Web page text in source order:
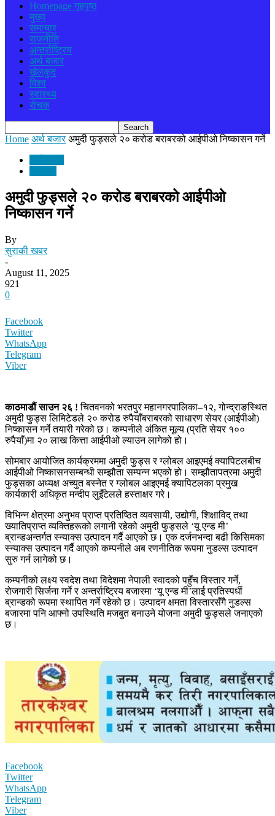
Homepage गृहपृष्ठ
मुख्य
समाचार
राजनीति
अन्तर्राष्ट्रिय
अर्थ बजार
खेलकुद
विश्व
स्वास्थ्य
रोचक
Home अर्थ बजार अमुदी फुड्सले २० करोड बराबरको आईपीओ निष्कासन गर्ने
अमुदी फुड्सले २० करोड बराबरको आईपीओ
निष्कासन गर्ने
By
सुराकी खबर
-
August 11, 2025
921
0
Facebook
Twitter
WhatsApp
Telegram
Viber
काठमाडौं साउन २६ ! चितवनको भरतपुर महानगरपालिका–१२, गोन्द्राङस्थित
अमुदी फुड्स लिमिटेडले २० करोड रुपैयाँबराबरको साधारण सेयर (आईपीओ)
निष्कासन गर्ने तयारी गरेको छ। कम्पनीले अंकित मूल्य (प्रति सेयर १००
रुपैयाँ)मा २० लाख कित्ता आईपीओ ल्याउन लागेको हो।
सोमबार आयोजित कार्यक्रममा अमुदी फुड्स र ग्लोबल आइएमई क्यापिटलबीच
आईपीओ निष्कासनसम्बन्धी सम्झौता सम्पन्न भएको हो। सम्झौतापत्रमा अमुदी
फुड्सका अध्यक्ष अच्युत बस्नेत र ग्लोबल आइएमई क्यापिटलका प्रमुख
कार्यकारी अधिकृत मन्दीप लुइँटेलले हस्ताक्षर गरे।
विभिन्न क्षेत्रमा अनुभव प्राप्त प्रतिष्ठित व्यवसायी, उद्योगी, शिक्षाविद् तथा
ख्यातिप्राप्त व्यक्तिहरूको लगानी रहेको अमुदी फुड्सले ‘यू एन्ड मी’
ब्रान्डअन्तर्गत स्न्याक्स उत्पादन गर्दै आएको छ। एक दर्जनभन्दा बढी किसिमका
स्न्याक्स उत्पादन गर्दै आएको कम्पनीले अब रणनीतिक रूपमा नुडल्स उत्पादन
सुरु गर्न लागेको छ।
कम्पनीको लक्ष्य स्वदेश तथा विदेशमा नेपाली स्वादको पहुँच विस्तार गर्ने,
रोजगारी सिर्जना गर्ने र अन्तर्राष्ट्रिय बजारमा ‘यू एन्ड मी’लाई प्रतिस्पर्धी
ब्रान्डको रूपमा स्थापित गर्ने रहेको छ। उत्पादन क्षमता विस्तारसँगै नुडल्स
बजारमा पनि आफ्नो उपस्थिति मजबुत बनाउने योजना अमुदी फुड्सले जनाएको
छ।
Facebook
Twitter
WhatsApp
Telegram
Viber